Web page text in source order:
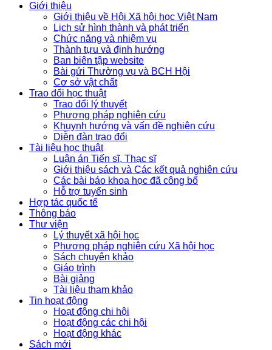
Giới thiệu
Giới thiệu về Hội Xã hội học Việt Nam
Lịch sử hình thành và phát triển
Chức năng và nhiệm vụ
Thành tựu và định hướng
Ban biên tập website
Bài gửi Thường vụ và BCH Hội
Cơ sở vật chất
Trao đổi học thuật
Trao đổi lý thuyết
Phương pháp nghiên cứu
Khuynh hướng và vấn đề nghiên cứu
Diễn đàn trao đổi
Tài liệu học thuật
Luận án Tiến sĩ, Thạc sĩ
Giới thiệu sách và Các kết quả nghiên cứu
Các bài báo khoa học đã công bố
Hỗ trợ tuyển sinh
Hợp tác quốc tế
Thông báo
Thư viện
Lý thuyết xã hội học
Phương pháp nghiên cứu Xã hội học
Sách chuyên khảo
Giáo trình
Bài giảng
Tài liệu tham khảo
Tin hoạt động
Hoạt động chi hội
Hoạt động các chi hội
Hoạt động khác
Sách mới